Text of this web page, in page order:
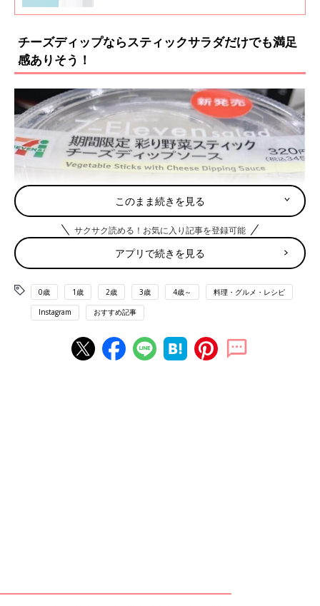
液中の水分量が増え、血液を循環させる心臓
す。そこに急激な体重増加が加わると、さらに
圧の上昇や、むくみが出るなどのトラブルが起
チーズディップならスティックサラダだけでも満足
感ありそう！
このまま続きを見る
サクサク読める！お気に入り記事を登録可能
アプリで続きを見る
0歳 1歳 2歳 3歳 4歳～ 料理・グルメ・レシピ
Instagram おすすめ記事